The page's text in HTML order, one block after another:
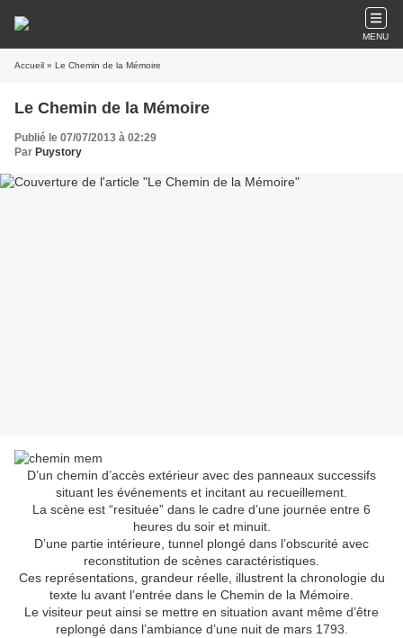
MENU
Accueil » Le Chemin de la Mémoire
Le Chemin de la Mémoire
Publié le 07/07/2013 à 02:29
Par Puystory
D’un chemin d’accès extérieur avec des panneaux successifs
situant les événements et incitant au recueillement.
La scène est “resituée” dans le cadre d’une journée entre 6
heures du soir et minuit.
D’une partie intérieure, tunnel plongé dans l’obscurité avec
reconstitution de scènes caractéristiques.
Ces représentations, grandeur réelle, illustrent la chronologie du
texte lu avant l’entrée dans le Chemin de la Mémoire.
Le visiteur peut ainsi se mettre en situation avant même d’être
replongé dans l’ambiance d’une nuit de mars 1793.